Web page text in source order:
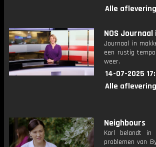
Alle
NOS
Journaal in
een rustig
weer.
14-07-2025
Alle
Neighbours
Karl belandt in
problemen van